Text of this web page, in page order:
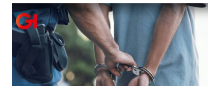
Su nombre*
Tu correo electrónico*
Guardar mi nombre, correo electrónico y sitio
web en este navegador para la próxima vez que
haga un comentario.